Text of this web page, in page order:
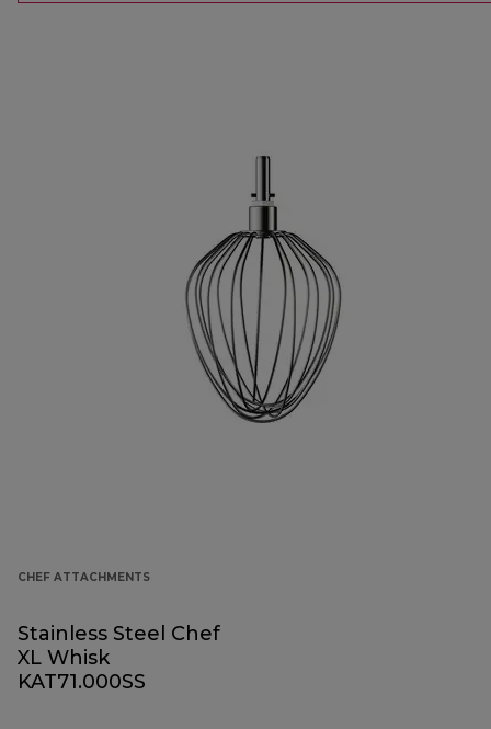
CHEF ATTACHMENTS
Stainless Steel Chef
XL Whisk
KAT71.000SS